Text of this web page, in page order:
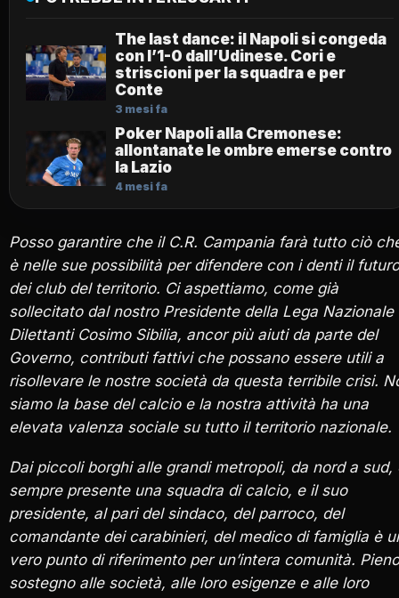
The last dance: il Napoli si congeda
con l’1-0 dall’Udinese. Cori e
striscioni per la squadra e per
Conte
3 mesi fa
Poker Napoli alla Cremonese:
allontanate le ombre emerse contro
la Lazio
4 mesi fa
Posso garantire che il C.R. Campania farà tutto ciò
è nelle sue possibilità per difendere con i denti il futuro
dei club del territorio. Ci aspettiamo, come già
sollecitato dal nostro Presidente della Lega Nazionale
Dilettanti Cosimo Sibilia, ancor più aiuti da parte del
Governo, contributi fattivi che possano essere utili a
risollevare le nostre società da questa terribile crisi.
siamo la base del calcio e la nostra attività ha una
elevata valenza sociale su tutto il territorio nazionale.
Dai piccoli borghi alle grandi metropoli, da nord a sud,
sempre presente una squadra di calcio, e il suo
presidente, al pari del sindaco, del parroco, del
comandante dei carabinieri, del medico di famiglia è
vero punto di riferimento per un’intera comunità. Pieno
sostegno alle società, alle loro esigenze e alle loro